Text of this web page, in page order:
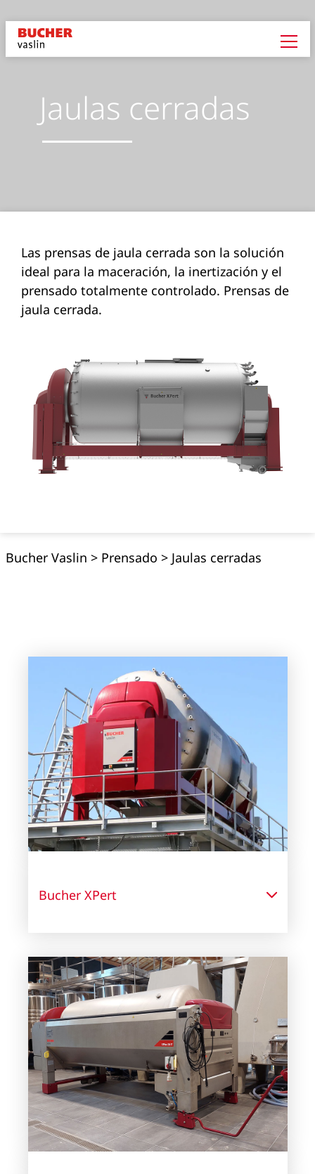
Jaulas cerradas
Las prensas de jaula cerrada son la solución
ideal para la maceración, la inertización y el
prensado totalmente controlado. Prensas de
jaula cerrada.
Bucher Vaslin > Prensado > Jaulas cerradas
Bucher XPert